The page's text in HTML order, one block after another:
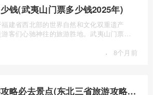
钱(武夷山门票多少钱2025年)
建省西北部的世界自然和文化双重遗产
客们心驰神往的旅游胜地。武夷山门票多
· 8个月前
东北三省旅游攻略必去景点(东北三省旅游攻略必去景点视频介绍)